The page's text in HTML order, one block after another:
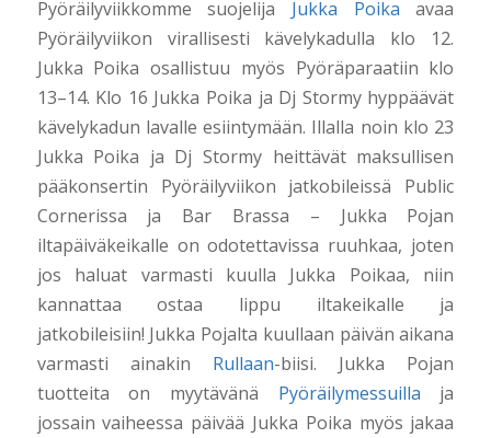
Pyöräilyviikkomme suojelija Jukka Poika avaa
Pyöräilyviikon virallisesti kävelykadulla klo 12.
Jukka Poika osallistuu myös Pyöräparaatiin klo
13–14. Klo 16 Jukka Poika ja Dj Stormy hyppäävät
kävelykadun lavalle esiintymään. Illalla noin klo 23
Jukka Poika ja Dj Stormy heittävät maksullisen
pääkonsertin Pyöräilyviikon jatkobileissä Public
Cornerissa ja Bar Brassa – Jukka Pojan
iltapäiväkeikalle on odotettavissa ruuhkaa, joten
jos haluat varmasti kuulla Jukka Poikaa, niin
kannattaa ostaa lippu iltakeikalle ja
jatkobileisiin! Jukka Pojalta kuullaan päivän aikana
varmasti ainakin Rullaan-biisi. Jukka Pojan
tuotteita on myytävänä Pyöräilymessuilla ja
jossain vaiheessa päivää Jukka Poika myös jakaa